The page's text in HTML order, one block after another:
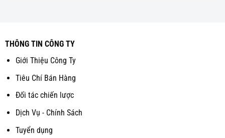
THÔNG TIN CÔNG TY
Giới Thiệu Công Ty
Tiêu Chí Bán Hàng
Đối tác chiến lược
Dịch Vụ - Chính Sách
Tuyển dụng